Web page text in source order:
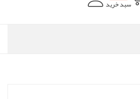
سبد خرید